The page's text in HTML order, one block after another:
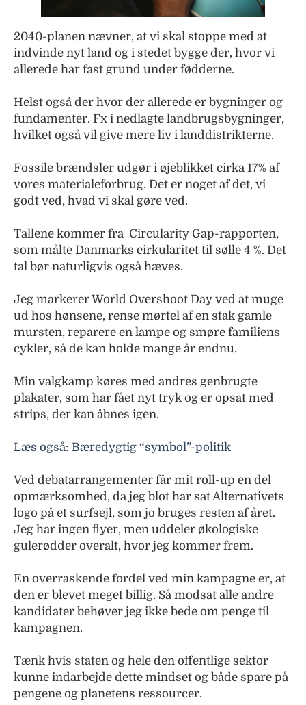
2040-planen nævner, at vi skal stoppe med at
indvinde nyt land og i stedet bygge der, hvor vi
allerede har fast grund under fødderne.
Helst også der hvor der allerede er bygninger og
fundamenter. Fx i nedlagte landbrugsbygninger,
hvilket også vil give mere liv i landdistrikterne.
Fossile brændsler udgør i øjeblikket cirka 17% af
vores materialeforbrug. Det er noget af det, vi
godt ved, hvad vi skal gøre ved.
Tallene kommer fra Circularity Gap-rapporten,
som målte Danmarks cirkularitet til sølle 4 %. Det
tal bør naturligvis også hæves.
Jeg markerer World Overshoot Day ved at muge
ud hos hønsene, rense mørtel af en stak gamle
mursten, reparere en lampe og smøre familiens
cykler, så de kan holde mange år endnu.
Min valgkamp køres med andres genbrugte
plakater, som har fået nyt tryk og er opsat med
strips, der kan åbnes igen.
Læs også: Bæredygtig “symbol”-politik
Ved debatarrangementer får mit roll-up en del
opmærksomhed, da jeg blot har sat Alternativets
logo på et surfsejl, som jo bruges resten af året.
Jeg har ingen flyer, men uddeler økologiske
gulerødder overalt, hvor jeg kommer frem.
En overraskende fordel ved min kampagne er, at
den er blevet meget billig. Så modsat alle andre
kandidater behøver jeg ikke bede om penge til
kampagnen.
Tænk hvis staten og hele den offentlige sektor
kunne indarbejde dette mindset og både spare på
pengene og planetens ressourcer.